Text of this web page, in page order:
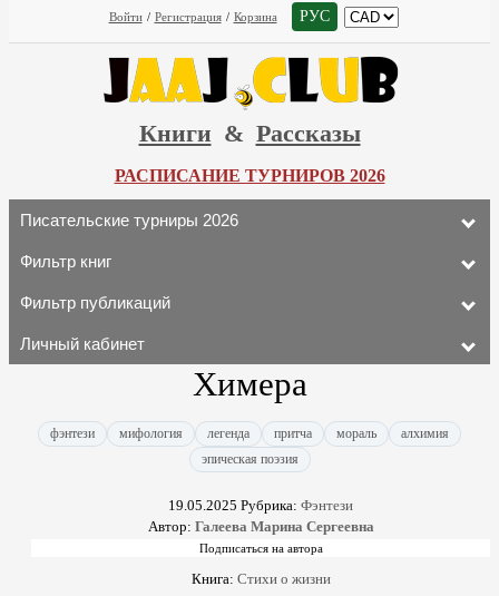
Войти / Регистрация / Корзина РУС
Книги & Рассказы
РАСПИСАНИЕ ТУРНИРОВ 2026
Писательские турниры 2026
Фильтр книг
Фильтр публикаций
Личный кабинет
Химера
фэнтези мифология легенда притча мораль
алхимия
эпическая поэзия
19.05.2025 Рубрика: Фэнтези
Автор: Галеева Марина Сергеевна
Книга: Стихи о жизни